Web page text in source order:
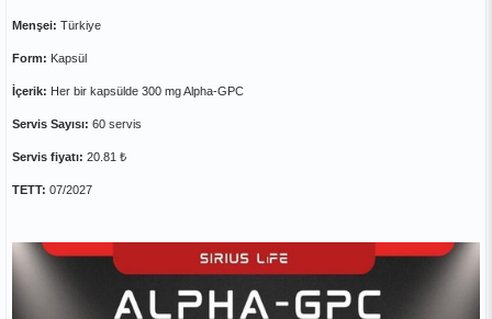
Menşei: Türkiye
Form: Kapsül
İçerik: Her bir kapsülde 300 mg Alpha-GPC
Servis Sayısı: 60 servis
Servis fiyatı: 20.81 ₺
TETT: 07/2027